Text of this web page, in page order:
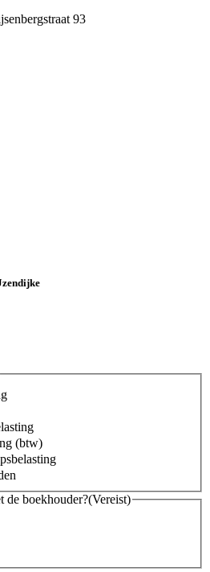
93
(btw)
de boekhouder?(Vereist)